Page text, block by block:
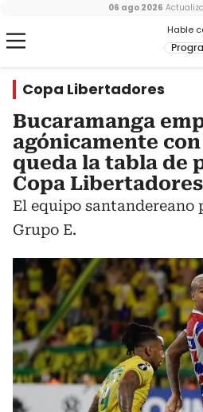
Hable
06 ago 2026
Copa Libertadores
Bucaramanga
agónicamente
queda la tabla de
Copa Libertadores
El equipo santandereano
Grupo E.